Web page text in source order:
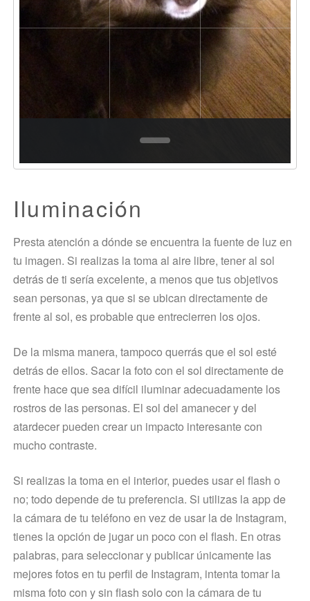
Iluminación
Presta atención a dónde se encuentra la fuente de luz en
tu imagen. Si realizas la toma al aire libre, tener al sol
detrás de ti sería excelente, a menos que tus objetivos
sean personas, ya que si se ubican directamente de
frente al sol, es probable que entrecierren los ojos.
De la misma manera, tampoco querrás que el sol esté
detrás de ellos. Sacar la foto con el sol directamente de
frente hace que sea difícil iluminar adecuadamente los
rostros de las personas. El sol del amanecer y del
atardecer pueden crear un impacto interesante con
mucho contraste.
Si realizas la toma en el interior, puedes usar el flash o
no; todo depende de tu preferencia. Si utilizas la app de
la cámara de tu teléfono en vez de usar la de Instagram,
tienes la opción de jugar un poco con el flash. En otras
palabras, para seleccionar y publicar únicamente las
mejores fotos en tu perfil de Instagram, intenta tomar la
misma foto con y sin flash solo con la cámara de tu